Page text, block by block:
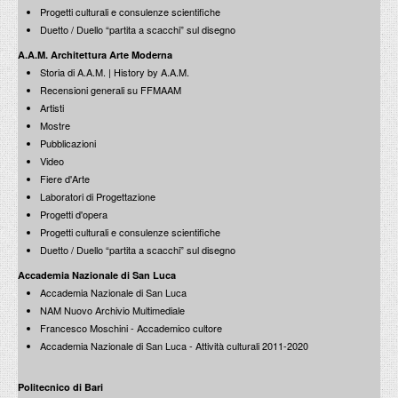
Le mostre raccontate
12 Dicembre 2013
AMICI dell'Accademia Nazionale di San Luca
presentazione dell'Associazione
11 dicembre 2013
Roma 1771-1819. I Giornali di Vincenzo Pacetti
28-30 novembre 2013
Roma 1771-1819. I Giornali di Vincenzo Pacetti
Premio Toti Scialoja per la poesia
18 dicembre 2012
Riviste futuriste. Collezione Echaurren Salaris
14 dicembre 2012
Francesco Moschini: Conversazione con Mario Botta
Lectio Magistralis: architettura e città
12 dicembre 2011
150 anni di disastri in Italia: 1861-2011
12 dicembre 2011
Giornata di studio su Giorgio Vasari
5 dicembre 2011
Progetti culturali e consulenze scientifiche
Duetto / Duello “partita a scacchi” sul disegno
A.A.M. Architettura Arte Moderna
Storia di A.A.M. | History by A.A.M.
Recensioni generali su FFMAAM
Artisti
Mostre
Pubblicazioni
Video
Fiere d'Arte
Laboratori di Progettazione
Progetti d'opera
Progetti culturali e consulenze scientifiche
Duetto / Duello “partita a scacchi” sul disegno
Accademia Nazionale di San Luca
Accademia Nazionale di San Luca
NAM Nuovo Archivio Multimediale
Francesco Moschini - Accademico cultore
Accademia Nazionale di San Luca - Attività culturali 2011-2020
Politecnico di Bari